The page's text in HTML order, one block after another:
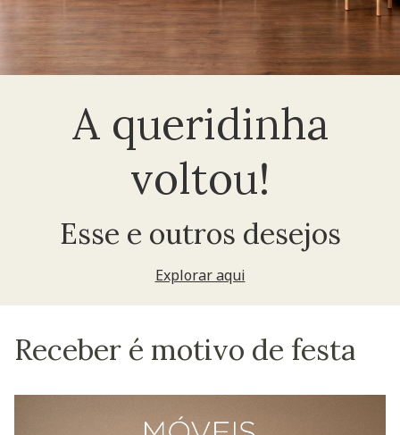
A queridinha
voltou!
Esse e outros desejos
Explorar aqui
Receber é motivo de festa